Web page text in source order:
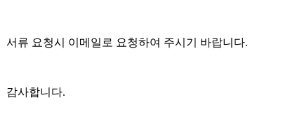
서류 요청시 이메일로 요청하여 주시기 바랍니다.
감사합니다.